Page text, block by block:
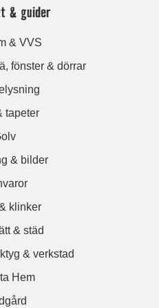
& guider
& VVS
fönster & dörrar
tapeter
& bilder
klinker
& städ
& verkstad
Hem